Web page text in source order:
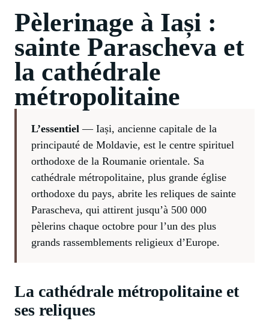
Pèlerinage à Iași :
sainte Parascheva et
la cathédrale
métropolitaine
L’essentiel — Iași, ancienne capitale de la
principauté de Moldavie, est le centre spirituel
orthodoxe de la Roumanie orientale. Sa
cathédrale métropolitaine, plus grande église
orthodoxe du pays, abrite les reliques de sainte
Parascheva, qui attirent jusqu’à 500 000
pèlerins chaque octobre pour l’un des plus
grands rassemblements religieux d’Europe.
La cathédrale métropolitaine et
ses reliques